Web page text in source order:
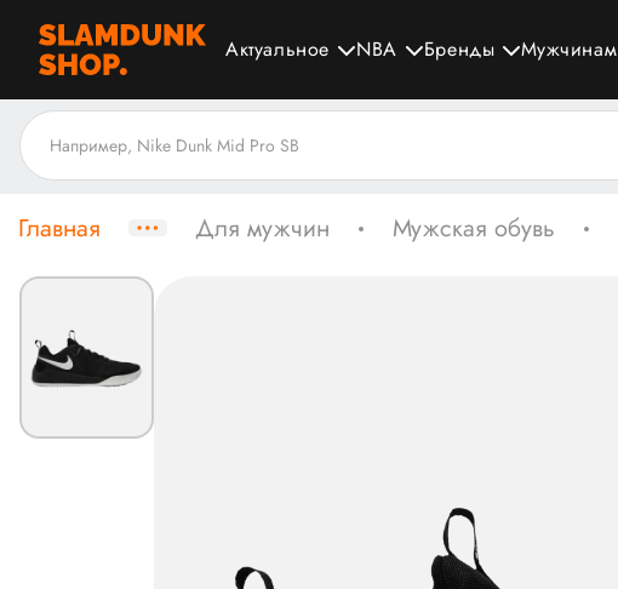
Актуальное NBA Бренды Мужчинам
Главная Для мужчин Мужская обувь